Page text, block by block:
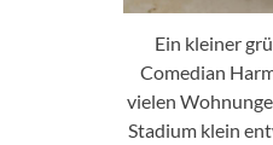
Ein kleiner
Comedian
vielen
Stadium klein